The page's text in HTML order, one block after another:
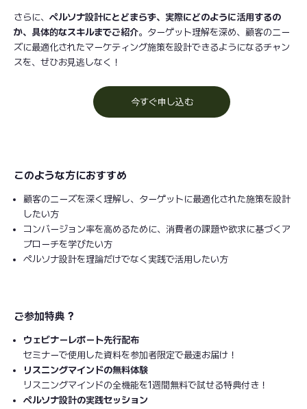
さらに、 ペルソナ設計にとどまらず、実際にどのように活用するの
か、具体的なスキルまでご紹介。ターゲット理解を深め、顧客のニー
ズに最適化されたマーケティング施策を設計できるようになるチャン
スを、ぜひお見逃しなく！
今すぐ申し込む
このような方におすすめ
顧客のニーズを深く理解し、ターゲットに最適化された施策を設計
したい方
コンバージョン率を高めるために、消費者の課題や欲求に基づくア
プローチを学びたい方
ペルソナ設計を理論だけでなく実践で活用したい方
ご参加特典 ?
ウェビナーレポート先行配布
セミナーで使用した資料を参加者限定で最速お届け！
リスニングマインドの無料体験
リスニングマインドの全機能を1週間無料で試せる特典付き！
ペルソナ設計の実践セッション